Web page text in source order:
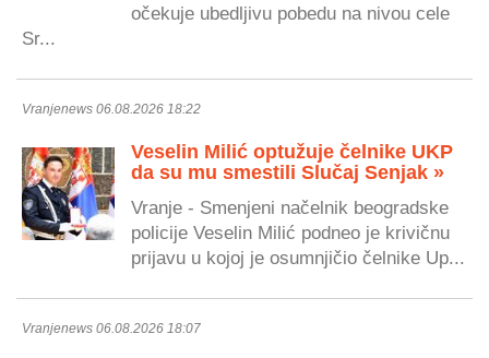
očekuje ubedljivu pobedu na nivou cele
Sr...
Vranjenews 06.08.2026 18:22
Veselin Milić optužuje čelnike UKP
da su mu smestili Slučaj Senjak »
Vranje - Smenjeni načelnik beogradske
policije Veselin Milić podneo je krivičnu
prijavu u kojoj je osumnjičio čelnike Up...
Vranjenews 06.08.2026 18:07